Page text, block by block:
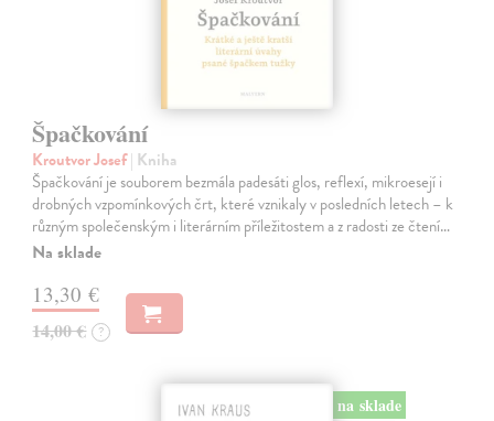
Špačkování
Kroutvor Josef| Kniha
Špačkování je souborem bezmála padesáti glos, reflexí, mikroesejí i
drobných vzpomínkových črt, které vznikaly v posledních letech – k
různým společenským i literárním příležitostem a z radosti ze čtení…
Na sklade
13,30 €
14,00 € ?
na sklade